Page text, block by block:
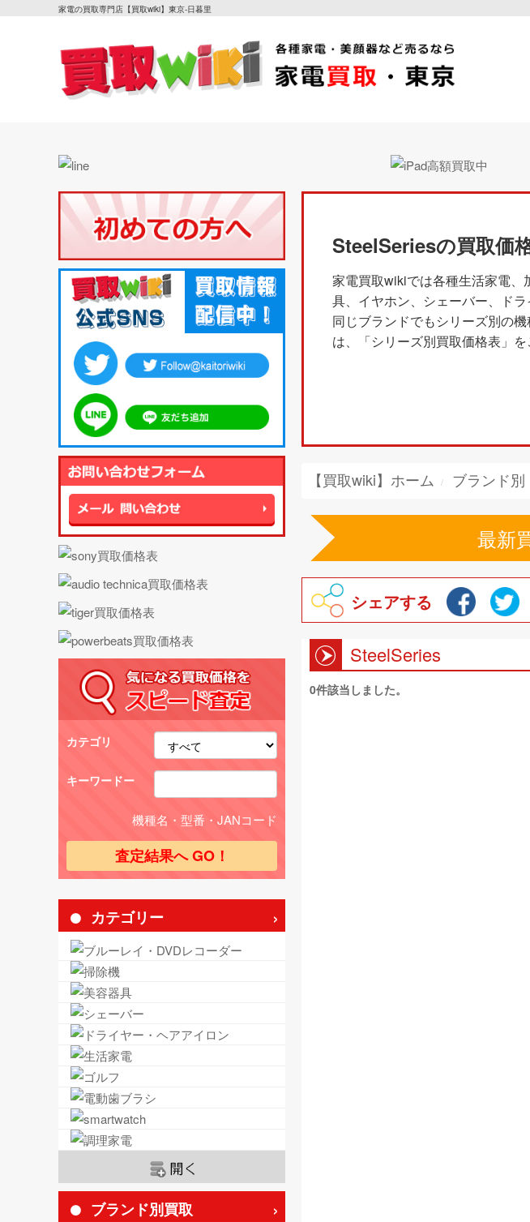
家電の買取専門店【買取wiki】東京-日暮里
カテゴリ
キーワードー
機種名・型番・JANコード
カテゴリー
ブランド別買取
SteelSeriesの買取価
家電買取wikiでは各種生活家電
具、イヤホン、シェーバー、ドラ
同じブランドでもシリーズ別の
は、「シリーズ別買取価格表」を
【買取wiki】ホーム ブランド別
最新
シェアする
SteelSeries
0件該当しました。